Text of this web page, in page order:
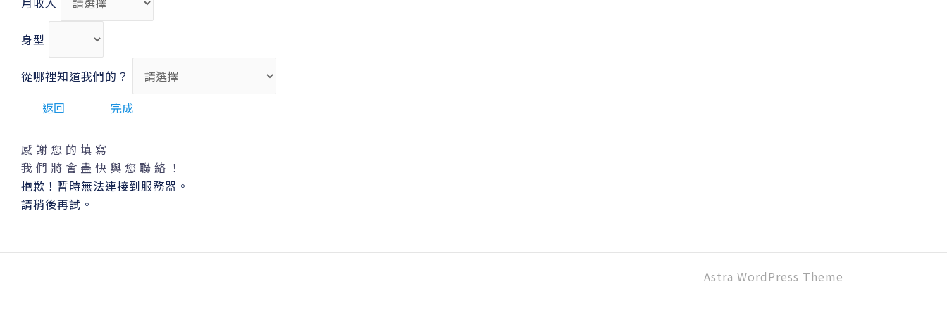
身型
從哪裡知道我們的？
感謝您的填寫
我們將會盡快與您聯絡！
抱歉！暫時無法連接到服務器。
請稍後再試。
Astra WordPress Theme